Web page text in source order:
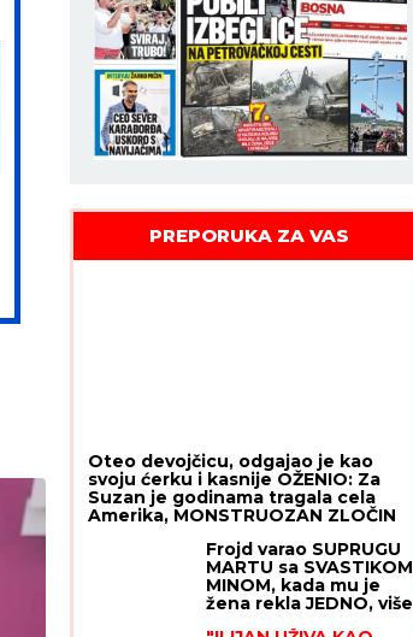
PREPORUKA ZA VAS
Oteo devojčicu, odgajao je kao
svoju ćerku i kasnije OŽENIO: Za
Suzan je godinama tragala cela
Amerika, MONSTRUOZAN ZLOČIN
Frojd varao SUPRUGU
MARTU sa SVASTIKOM
MINOM, kada mu je
žena rekla JEDNO, više